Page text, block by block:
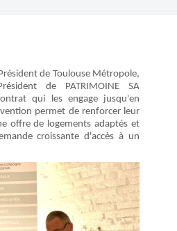
de Toulouse Métropole,
de PATRIMOINE SA
qui les engage jusqu'en
permet de renforcer leur
offre de logements adaptés et
croissante d'accès à un